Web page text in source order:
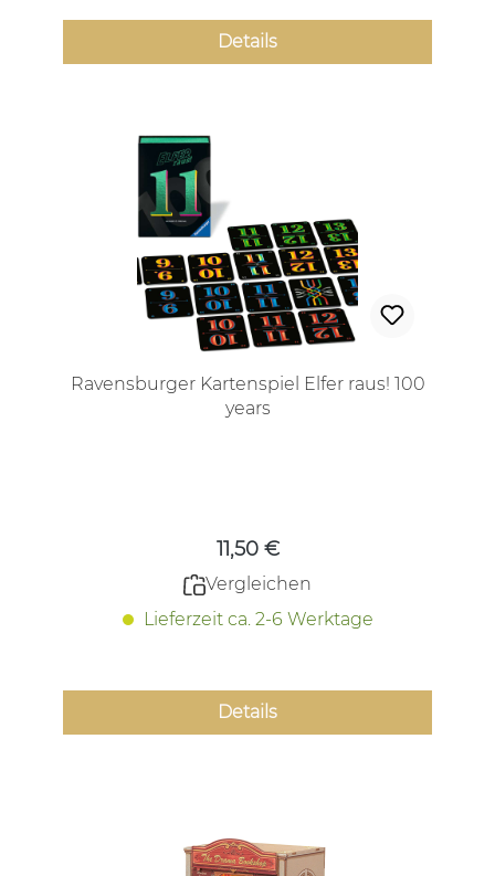
Details
Ravensburger Kartenspiel Elfer raus! 100
years
11,50 €
Vergleichen
Lieferzeit ca. 2-6 Werktage
Details